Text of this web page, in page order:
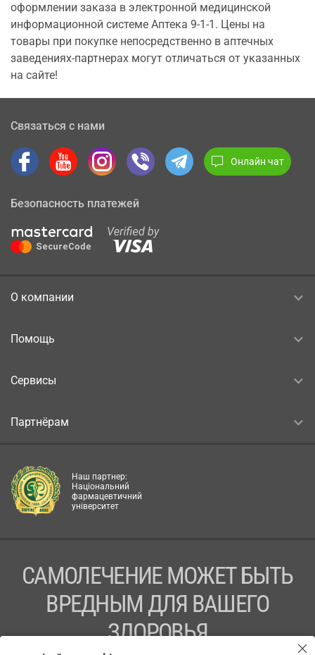
оформлении заказа в электронной медицинской
информационной системе Аптека 9-1-1. Цены на
товары при покупке непосредственно в аптечных
заведениях-партнерах могут отличаться от указанных
на сайте!
Связаться с нами
Онлайн чат
Безопасность платежей
О компании
Помощь
Сервисы
Партнёрам
Наш партнер:
Національний
фармацевтичний
університет
САМОЛЕЧЕНИЕ МОЖЕТ БЫТЬ
ВРЕДНЫМ ДЛЯ ВАШЕГО
ЗДОРОВЬЯ